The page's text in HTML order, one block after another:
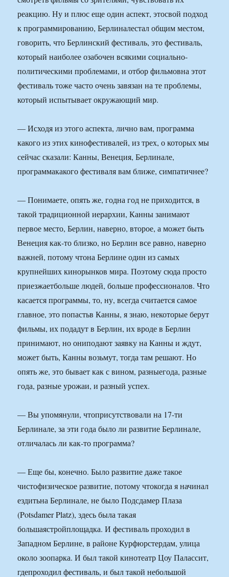
реакцию. Ну и плюс еще один аспект, этосвой подход
к программированию, Берлиналестал общим местом,
говорить, что Берлинский фестиваль, это фестиваль,
который наиболее озабочен всякими социально-
политическими проблемами, и отбор фильмовна этот
фестиваль тоже часто очень завязан на те проблемы,
который испытывает окружающий мир.
— Исходя из этого аспекта, лично вам, программа
какого из этих кинофестивалей, из трех, о которых мы
сейчас сказали: Канны, Венеция, Берлинале,
программакакого фестиваля вам ближе, симпатичнее?
— Понимаете, опять же, годна год не приходится, в
такой традиционной иерархии, Канны занимают
первое место, Берлин, наверно, второе, а может быть
Венеция как-то близко, но Берлин все равно, наверно
важней, потому чтона Берлине один из самых
крупнейших кинорынков мира. Поэтому сюда просто
приезжаетбольше людей, больше профессионалов. Что
касается программы, то, ну, всегда считается самое
главное, это попастьв Канны, я знаю, некоторые берут
фильмы, их подадут в Берлин, их вроде в Берлин
принимают, но ониподают заявку на Канны и ждут,
может быть, Канны возьмут, тогда там решают. Но
опять же, это бывает как с вином, разныегода, разные
года, разные урожаи, и разный успех.
— Вы упомянули, чтоприсутствовали на 17-ти
Берлинале, за эти года было ли развитие Берлинале,
отличалась ли как-то программа?
— Еще бы, конечно. Было развитие даже такое
чистофизическое развитие, потому чтокогда я начинал
ездитьна Берлинале, не было Подсдамер Плаза
(Potsdamer Platz), здесь была такая
большаястройплощадка. И фестиваль проходил в
Западном Берлине, в районе Курфюрстердам, улица
около зоопарка. И был такой кинотеатр Цоу Палассит,
гдепроходил фестиваль, и был такой небольшой